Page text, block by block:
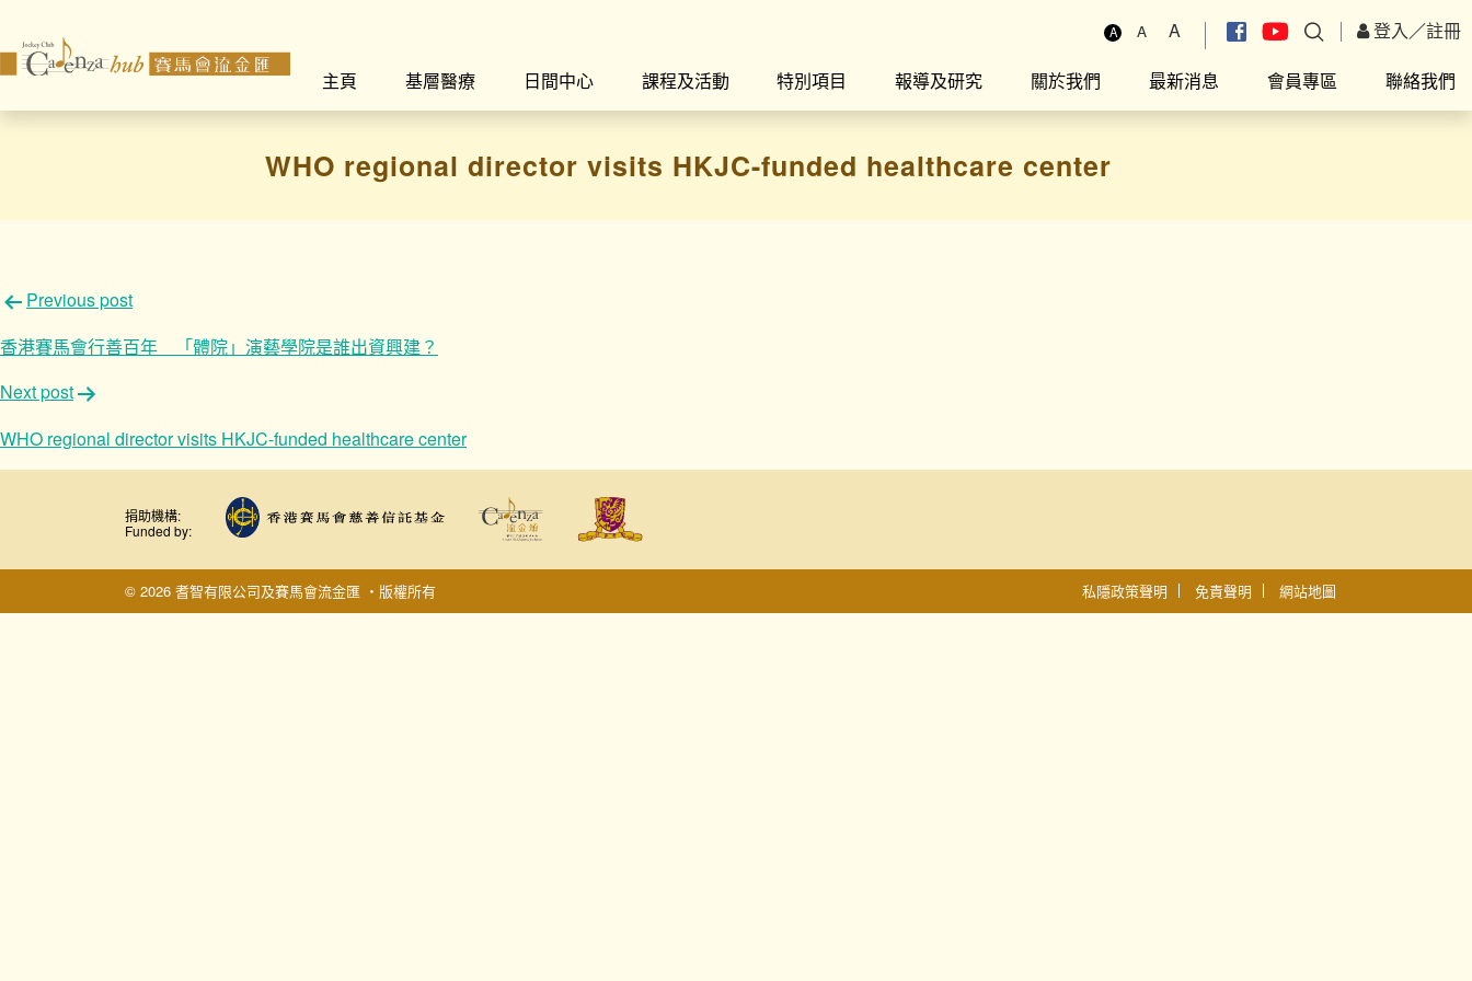
A A A 登入／註冊
主頁
基層醫療 日間中心 課程及活動 特別項目 報導及研究 關於我們 最新消息 會員專區 聯絡我們
WHO regional director visits HKJC-funded healthcare center
文
章
導
覽
Previous post
香港賽馬會行善百年 「體院」演藝學院是誰出資興建？
Next post
WHO regional director visits HKJC-funded healthcare center
捐助機構:
Funded by:
© 2026 耆智有限公司及賽馬會流金匯 ‧版權所有 私隱政策聲明 免責聲明 網站地圖